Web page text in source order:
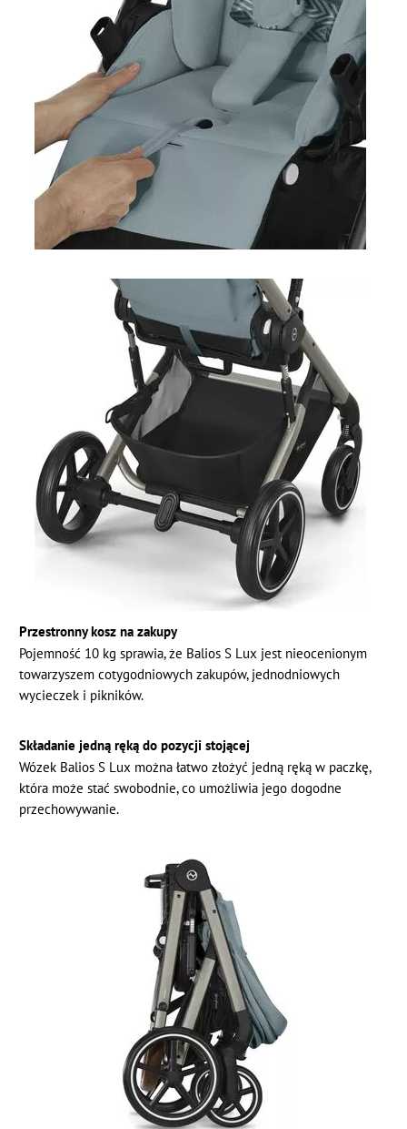
Przestronny kosz na zakupy
Pojemność 10 kg sprawia, że Balios S Lux jest nieocenionym
towarzyszem cotygodniowych zakupów, jednodniowych
wycieczek i pikników.
Składanie jedną ręką do pozycji stojącej
Wózek Balios S Lux można łatwo złożyć jedną ręką w paczkę,
która może stać swobodnie, co umożliwia jego dogodne
przechowywanie.